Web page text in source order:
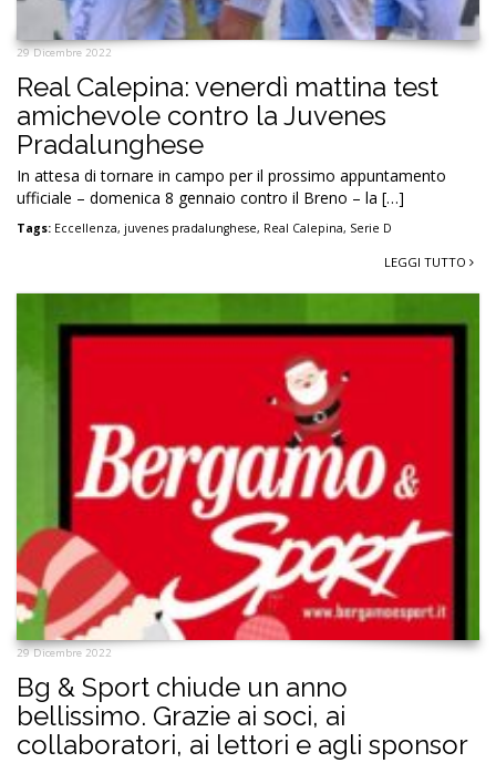
29 Dicembre 2022
Real Calepina: venerdì mattina test
amichevole contro la Juvenes
Pradalunghese
In attesa di tornare in campo per il prossimo appuntamento
ufficiale – domenica 8 gennaio contro il Breno – la […]
Tags: Eccellenza, juvenes pradalunghese, Real Calepina, Serie D
LEGGI TUTTO
29 Dicembre 2022
Bg & Sport chiude un anno
bellissimo. Grazie ai soci, ai
collaboratori, ai lettori e agli sponsor